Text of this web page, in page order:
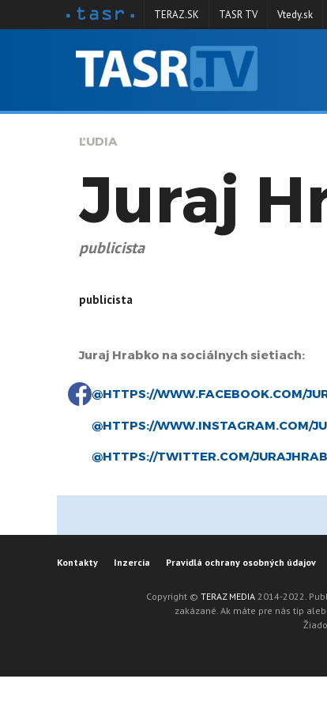
TERAZ.SK TASR TV Vtedy.sk
ĽUDIA
Juraj
publicista
publicista
Juraj Hrabko na sociálnych sietiach:
@HTTPS://WWW.FACEBOOK.COM/
@HTTPS://WWW.INSTAGRAM.COM/
@HTTPS://TWITTER.COM/
Kontakty Inzercia Pravidlá ochrany osobných údajov
Copyright © TERAZ MEDIA 2014-2022.
zakázané. Ak máte pre nás tip